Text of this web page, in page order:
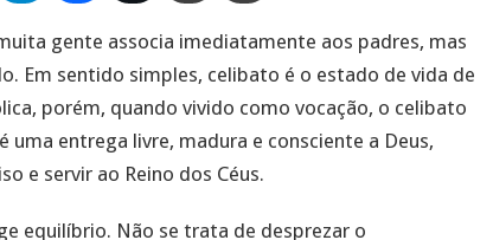
gente associa imediatamente aos padres, mas
Em sentido simples, celibato é o estado de vida de
porém, quando vivido como vocação, o celibato
uma entrega livre, madura e consciente a Deus,
e servir ao Reino dos Céus.
equilíbrio. Não se trata de desprezar o